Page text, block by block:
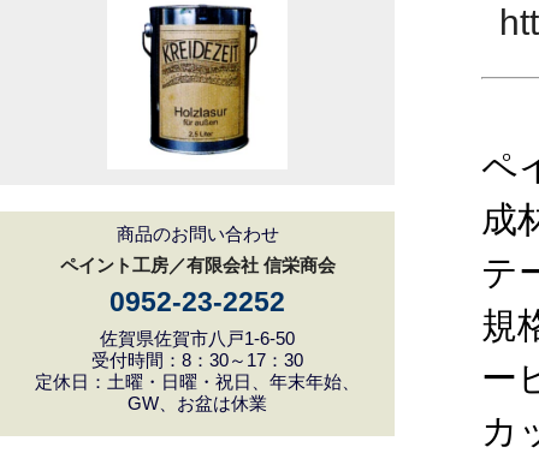
商品のお問い合わせ
ペイント工房／有限会社 信栄商会
0952-23-2252
佐賀県佐賀市八戸1-6-50
受付時間：8：30～17：30
定休日：土曜・日曜・祝日、年末年始、
GW、お盆は休業
ペ
成
テ
規
ー
カ